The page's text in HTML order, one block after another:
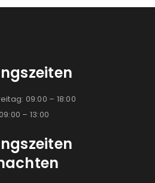
09:00 – 18:00
– 13:00